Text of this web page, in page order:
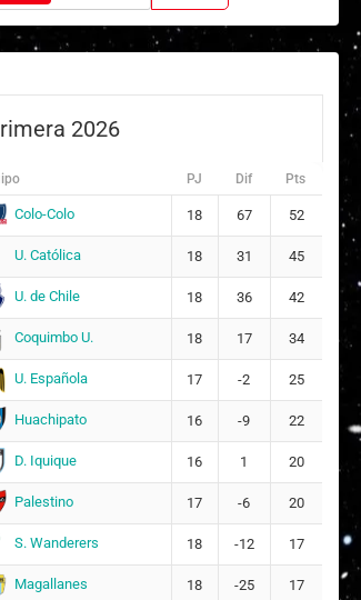
2026
PJ Dif Pts
Colo-Colo 18 67 52
U. Católica 18 31 45
U. de Chile 18 36 42
Coquimbo U. 18 17 34
U. Española 17 -2 25
Huachipato 16 -9 22
D. Iquique 16 1 20
Palestino 17 -6 20
S. Wanderers 18 -12 17
Magallanes 18 -25 17